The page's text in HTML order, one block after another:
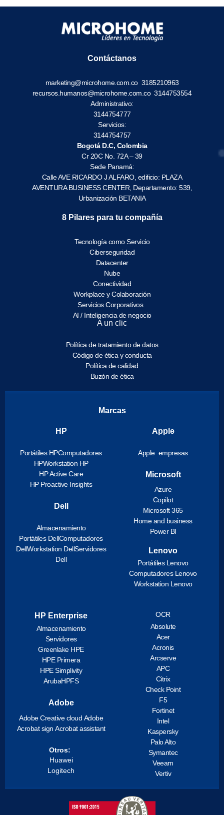
Contáctanos
marketing@microhome.com.co 3185210963
recursos.humanos@microhome.com.co3144753554
Administrativo:
3144754777
Servicios:
3144754757
Bogotá D.C, Colombia
Cr 20C No. 72A – 39
Sede Panamá:
Calle AVE RICARDO J ALFARO, edificio: PLAZA
AVENTURA BUSINESS CENTER, Departamento: 539,
Urbanización BETANIA
8 Pilares para tu compañía
Tecnología como Servicio
Ciberseguridad
Datacenter
Nube
Conectividad
Workplace y Colaboración
Servicios Corporativos
AI / Inteligencia de negocio
A un clic
Política de tratamiento de datos
Código de ética y conducta
Política de calidad
Buzón de ética
Marcas
HP
Portátiles HPComputadores
HPWorkstation HP
HP Active Care
HP Proactive Insights
Dell
Almacenamiento
Portátiles DellComputadores
DellWorkstation DellServidores
Dell
Apple
Apple empresas
Microsoft
Azure
Copilot
Microsoft 365
Home and business
Power BI
Lenovo
Portátiles Lenovo
Computadores Lenovo
Workstation Lenovo
HP Enterprise
Almacenamiento
Servidores
Greenlake HPE
HPE Primera
HPE Simplivity
ArubaHPFS
Adobe
Adobe Creative cloud Adobe
Acrobat sign Acrobat assistant
Otros:
Huawei
Logitech
OCR
Absolute
Acer
Acronis
Arcserve
APC
Citrix
Check Point
F5
Fortinet
Intel
Kaspersky
Palo Alto
Symantec
Veeam
Vertiv